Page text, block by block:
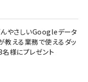
やさしいGoogleデータ
える業務で使えるダッ
名様にプレゼント